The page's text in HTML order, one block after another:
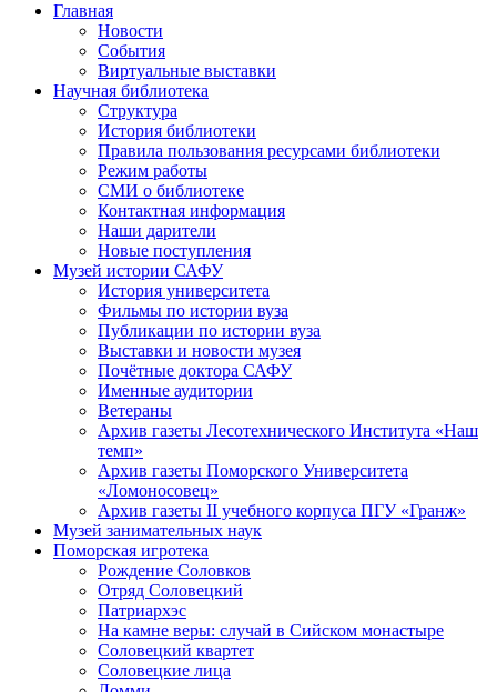
Главная
Новости
События
Виртуальные выставки
Научная библиотека
Структура
История библиотеки
Правила пользования ресурсами библиотеки
Режим работы
СМИ о библиотеке
Контактная информация
Наши дарители
Новые поступления
Музей истории САФУ
История университета
Фильмы по истории вуза
Публикации по истории вуза
Выставки и новости музея
Почётные доктора САФУ
Именные аудитории
Ветераны
Архив газеты Лесотехнического Института «Наш
темп»
Архив газеты Поморского Университета
«Ломоносовец»
Архив газеты II учебного корпуса ПГУ «Гранж»
Музей занимательных наук
Поморская игротека
Рождение Соловков
Отряд Соловецкий
Патриархэс
На камне веры: случай в Сийском монастыре
Соловецкий квартет
Соловецкие лица